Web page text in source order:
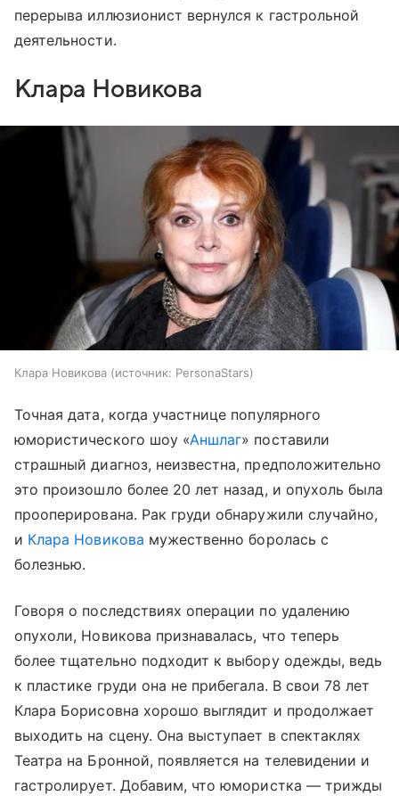
Регистрация
перерыва иллюзионист вернулся к гастрольной
деятельности.
Клара Новикова
Клара Новикова источник: PersonaStars
Точная дата, когда участнице популярного
юмористического шоу «Аншлаг» поставили
страшный диагноз, неизвестна, предположительно
это произошло более 20 лет назад, и опухоль была
прооперирована. Рак груди обнаружили случайно,
и Клара Новикова мужественно боролась с
болезнью.
Говоря о последствиях операции по удалению
опухоли, Новикова признавалась, что теперь
более тщательно подходит к выбору одежды, ведь
к пластике груди она не прибегала. В свои 78 лет
Клара Борисовна хорошо выглядит и продолжает
выходить на сцену. Она выступает в спектаклях
Театра на Бронной, появляется на телевидении и
гастролирует. Добавим, что юмористка — трижды